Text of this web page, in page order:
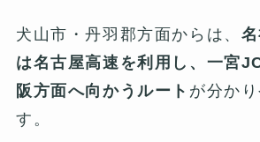
犬山市・丹羽郡方面からは、
は名古屋高速を利用し、一宮
阪方面へ向かうルート が分か
す。